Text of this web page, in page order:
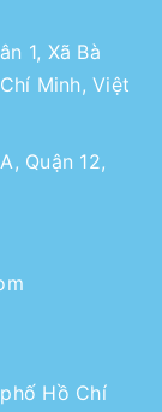
1, Xã Bà
Minh, Việt
Quận 12,
Hồ Chí